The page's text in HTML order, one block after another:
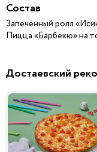
Состав
Запеченный ролл
Пицца «Барбекю» на
Достаевский